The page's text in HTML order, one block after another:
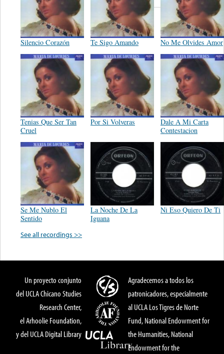
Silencio Corazón Te Sigo Amando No Me Olvides Amor
Tenias Que Ser Tan
Cruel
Por Si Volveras
Dale A Mi Carta
Contestacion
Se Me Nublo El
Sentido
La Noche De La
Iguana
Ni Eso Quiero De Ti
See all recordings >>
Un proyecto conjunto
del UCLA Chicano Studies
Research Center,
el Arhoolie Foundation,
y del UCLA Digital Library
Agradecemos a todos los
patronicadores, especialmente
al UCLA Los Tigres de Norte
Fund, National Endowment for
the Humanities, National
Endowment for the